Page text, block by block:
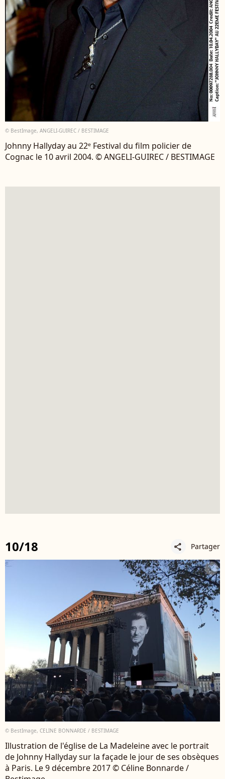
© BestImage, ANGELI-GUIREC / BESTIMAGE
Johnny Hallyday au 22ᵉ Festival du film policier de
Cognac le 10 avril 2004. © ANGELI-GUIREC / BESTIMAGE
10/18 share Partager
© BestImage, CELINE BONNARDE / BESTIMAGE
Illustration de l'église de La Madeleine avec le portrait
de Johnny Hallyday sur la façade le jour de ses obsèques
à Paris. Le 9 décembre 2017 © Céline Bonnarde /